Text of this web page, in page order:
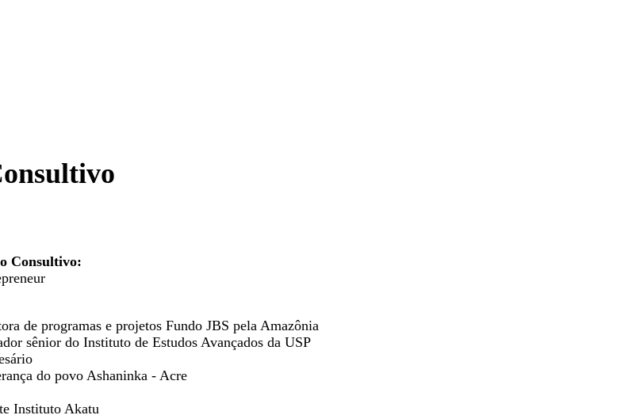
Consultivo:
de programas e projetos Fundo JBS pela Amazônia
sênior do Instituto de Estudos Avançados da USP
do povo Ashaninka - Acre
Instituto Akatu